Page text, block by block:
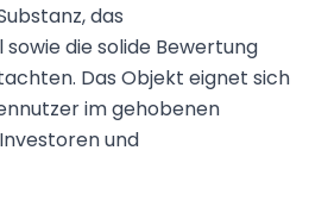
das
die solide Bewertung
Das Objekt eignet sich
im gehobenen
und